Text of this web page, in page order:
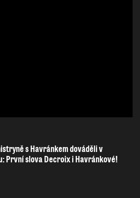
s Havránkem dováděli v
První slova Decroix i Havránkové!